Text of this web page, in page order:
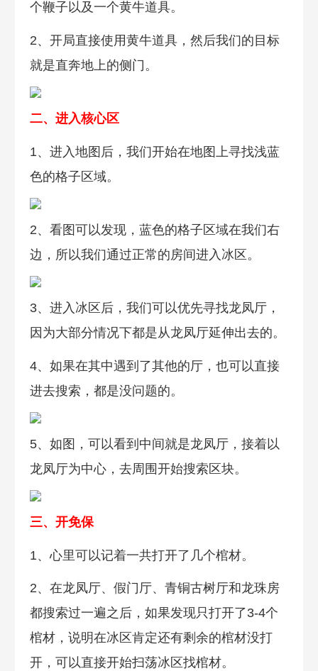
个鞭子以及一个黄牛道具。
2、开局直接使用黄牛道具，然后我们的目标
就是直奔地上的侧门。
二、进入核心区
1、进入地图后，我们开始在地图上寻找浅蓝
色的格子区域。
2、看图可以发现，蓝色的格子区域在我们右
边，所以我们通过正常的房间进入冰区。
3、进入冰区后，我们可以优先寻找龙凤厅，
因为大部分情况下都是从龙凤厅延伸出去的。
4、如果在其中遇到了其他的厅，也可以直接
进去搜索，都是没问题的。
5、如图，可以看到中间就是龙凤厅，接着以
龙凤厅为中心，去周围开始搜索区块。
三、开免保
1、心里可以记着一共打开了几个棺材。
2、在龙凤厅、假门厅、青铜古树厅和龙珠房
都搜索过一遍之后，如果发现只打开了3-4个
棺材，说明在冰区肯定还有剩余的棺材没打
开，可以直接开始扫荡冰区找棺材。